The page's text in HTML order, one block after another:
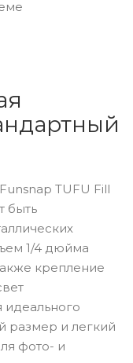
TUFU Fill
быть
1/4 дюйма
крепление
идеального
размер и легкий
фото- и